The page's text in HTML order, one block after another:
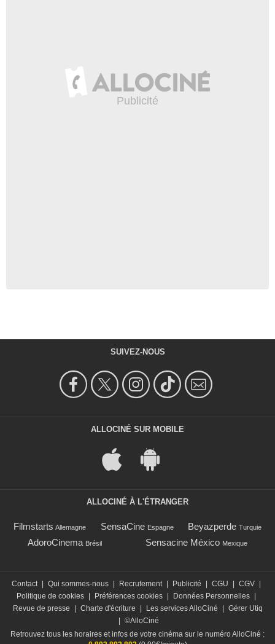
SUIVEZ-NOUS
ALLOCINÉ SUR MOBILE
ALLOCINÉ À L'ÉTRANGER
Filmstarts Allemagne SensaCine Espagne Beyazperde Turquie
AdoroCinema Brésil Sensacine México Mexique
Contact Qui sommes-nous Recrutement Publicité CGU CGV
Politique de cookies
Préférences cookies Données Personnelles
Revue de presse
Charte d'écriture Les services AlloCiné
Gérer Utiq
©AlloCiné
Retrouvez tous les horaires et infos de votre cinéma sur le numéro AlloCiné :